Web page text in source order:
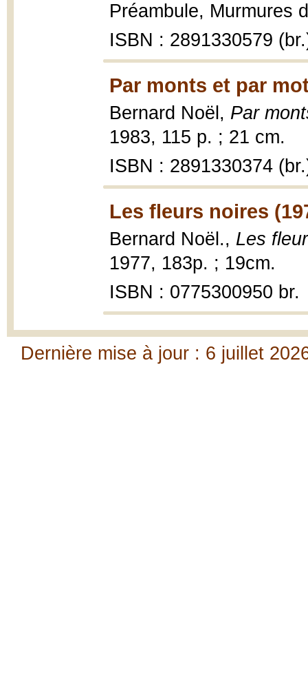
Préambule, Murmures
ISBN : 2891330579
Par monts et par
Bernard Noël, Par
1983, 115 p. ; 21 cm.
ISBN : 2891330374
Les fleurs noires
Bernard Noël., Les
1977, 183p. ; 19cm.
ISBN : 0775300950 br.
Dernière mise à jour : 6 juillet